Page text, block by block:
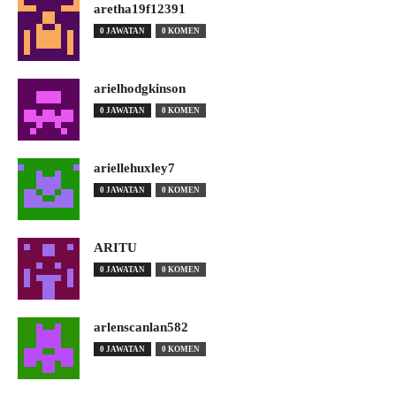
aretha19f12391
0 JAWATAN 0 KOMEN
arielhodgkinson
0 JAWATAN 0 KOMEN
ariellehuxley7
0 JAWATAN 0 KOMEN
ARITU
0 JAWATAN 0 KOMEN
arlenscanlan582
0 JAWATAN 0 KOMEN